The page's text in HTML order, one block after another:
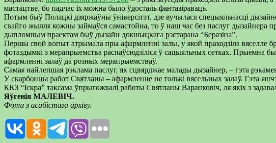
мастацтве, бо падчас іх можна было ўдосталь фантазіраваць.
Потым быў Полацкі дзяржаўны ўніверсітэт, дзе вучылася спецыяльнасці
свайго жылля кожны займаўся самастойна, то ў наш час без паслуг дызайнера
дыпломным праектам быў дызайн докшыцкага рэстарана “Беразіна”.
Першы свой вопыт атрымала пры афармленні залы, у якой праходзіла вяселле
фотаздымкі з мерапрыемства распаўсюдзіліся ў сацыяльных сетках. Прыемна
афармленні залаў да розных мерапрыемстваў.
Самая найлепшая рэклама паслуг, як сцвярджае малады дызайнер, – гэта
У скарбонцы работ Святланы – афармленне не толькі вясельных залаў. Гэта
ККЗ “Іскра” таксама ўпрыгожвалі работы Святланы Варанковіч, ля якіх з
Яўгенія МАЛЕВІЧ.
Фота з асабістага архіву.